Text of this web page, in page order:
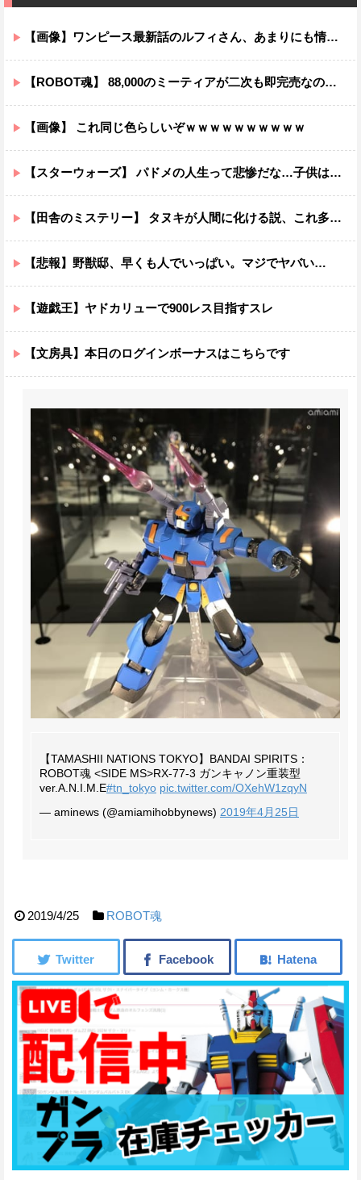
【画像】ワンピース最新話のルフィさん、あまりにも情けなさ過ぎて炎上ｗｗｗｗ
【ROBOT魂】 88,000のミーティアが二次も即完売なの大人気すぎる…
【画像】 これ同じ色らしいぞｗｗｗｗｗｗｗｗｗｗ
【スターウォーズ】 パドメの人生って悲惨だな…子供は遺せたけど
【田舎のミステリー】 タヌキが人間に化ける説、これ多分マジ
【悲報】野獣邸、早くも人でいっぱい。マジでヤバい…
【遊戯王】ヤドカリューで900レス目指すスレ
【文房具】本日のログインボーナスはこちらです
【TAMASHII NATIONS TOKYO】 BANDAI SPIRITS：
ROBOT魂 <SIDE MS>RX-77-3 ガンキャノン重装型
ver.A.N.I.M.E#tn_tokyo pic.twitter.com/OXehW1zqyN
— aminews (@amiamihobbynews) 2019年4月25日
2019/4/25 ROBOT魂